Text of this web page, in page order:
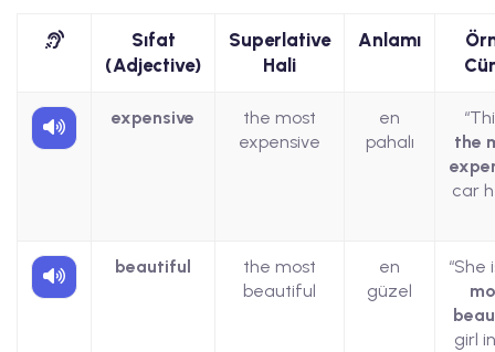
Sıfat
(Adjective)
Superlative
Hali
Anlamı
expensive
the most
expensive
en
pahalı
the
car
beautiful
the most
beautiful
en
güzel
“She
girl